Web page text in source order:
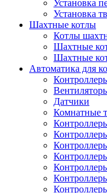
Установка
Установка
Шахтные котлы
Котлы
Шахтные
Шахтные
Автоматика для
Датчики
Комнатные